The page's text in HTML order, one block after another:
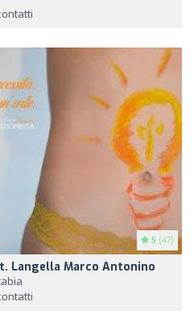
5 (47)
Langella Marco Antonino